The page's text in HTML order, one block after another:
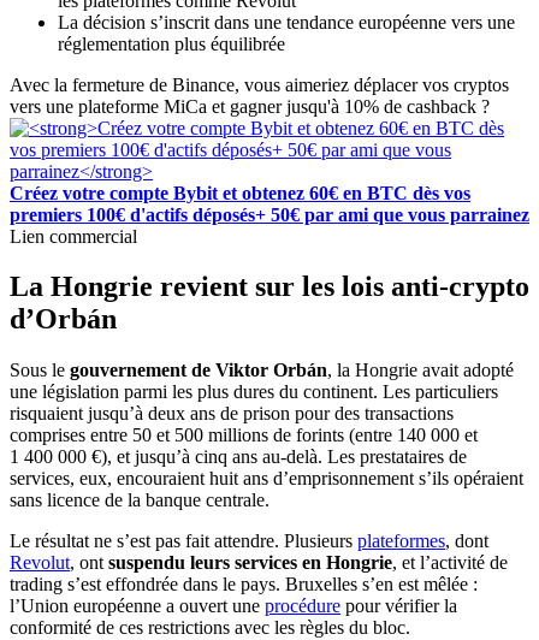
La décision s’inscrit dans une tendance européenne vers une
réglementation plus équilibrée
Avec la fermeture de Binance, vous aimeriez déplacer vos cryptos
vers une plateforme MiCa et gagner jusqu'à 10% de cashback ?
Créez votre compte Bybit et obtenez 60€ en BTC dès vos
premiers 100€ d'actifs déposés+ 50€ par ami que vous parrainez
Lien commercial
La Hongrie revient sur les lois anti-crypto
d’Orbán
Sous le gouvernement de Viktor Orbán, la Hongrie avait adopté
une législation parmi les plus dures du continent. Les particuliers
risquaient jusqu’à deux ans de prison pour des transactions
comprises entre 50 et 500 millions de forints (entre 140 000 et
1 400 000 €), et jusqu’à cinq ans au-delà. Les prestataires de
services, eux, encouraient huit ans d’emprisonnement s’ils opéraient
sans licence de la banque centrale.
Le résultat ne s’est pas fait attendre. Plusieurs plateformes, dont
Revolut, ont suspendu leurs services en Hongrie, et l’activité de
trading s’est effondrée dans le pays. Bruxelles s’en est mêlée :
l’Union européenne a ouvert une procédure pour vérifier la
conformité de ces restrictions avec les règles du bloc.